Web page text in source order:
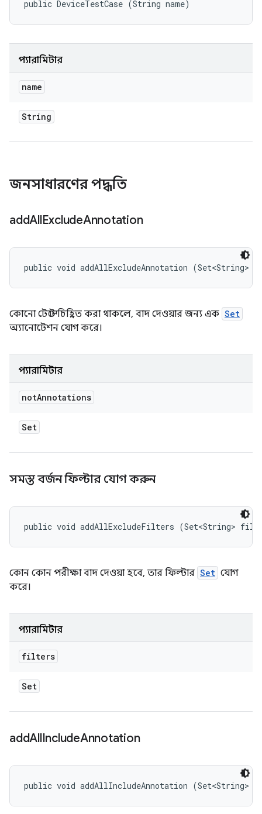
public DeviceTestCase (String name)
প্যারামিটার
name
String
জনসাধারণের পদ্ধতি
addAllExcludeAnnotation
public void addAllExcludeAnnotation (Set<String>
কোনো টেস্টে চিহ্নিত করা থাকলে, বাদ দেওয়ার জন্য এক Set
অ্যানোটেশন যোগ করে।
প্যারামিটার
notAnnotations
Set
সমস্ত বর্জন ফিল্টার যোগ করুন
public void addAllExcludeFilters (Set<String>
কোন কোন পরীক্ষা বাদ দেওয়া হবে, তার ফিল্টার Set যোগ
করে।
প্যারামিটার
filters
Set
addAllIncludeAnnotation
public void addAllIncludeAnnotation (Set<String>